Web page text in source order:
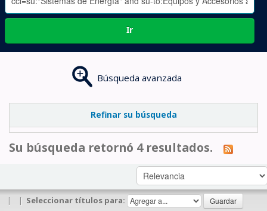
Ir
Búsqueda avanzada
Refinar su búsqueda
Su búsqueda retornó 4 resultados.
| | Seleccionar títulos para: